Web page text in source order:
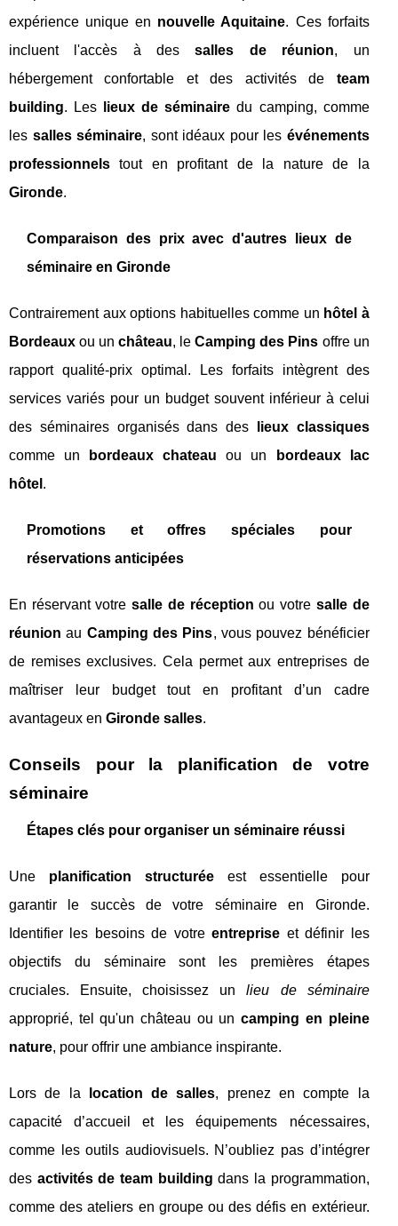
expérience unique en nouvelle Aquitaine. Ces forfaits
incluent l'accès à dessalles de réunion, un
hébergement confortable et des activités de team
building. Les lieux de séminaire du camping, comme
les salles séminaire, sont idéaux pour les événements
professionnels tout en profitant de la nature de la
Gironde.
Comparaison des prix avec d'autres lieux de
séminaire en Gironde
Contrairement aux options habituelles comme un hôtel à
Bordeaux ou unchâteau, leCamping des Pins offre un
rapport qualité-prix optimal. Les forfaits intègrent des
services variés pour un budget souvent inférieur à celui
des séminaires organisés dans des
lieux classiques
comme un
bordeaux chateau ou un
bordeaux lac
hôtel .
Promotions et offres spéciales pour
réservations anticipées
En réservant votresalle de réception ou votre salle de
réunion au Camping des Pins, vous pouvez bénéficier
de remises exclusives. Cela permet aux entreprises de
maîtriser leur budget tout en profitant d’un cadre
avantageux en Gironde salles.
Conseils pour la planification de votre
séminaire
Étapes clés pour organiser un séminaire réussi
Une planification structuréeest essentielle pour
garantir le succès de votre séminaire en Gironde.
Identifier les besoins de votreentreprise et définir les
objectifs du séminaire sont les premières étapes
cruciales. Ensuite, choisissez unlieu de séminaire
approprié, tel qu'un château ou uncamping en pleine
nature, pour offrir une ambiance inspirante.
Lors de la location de salles, prenez en compte la
capacité d’accueil et les équipements nécessaires,
comme les outils audiovisuels. N’oubliez pas d’intégrer
des activités de team building dans la programmation,
comme des ateliers en groupe ou des défis en extérieur.